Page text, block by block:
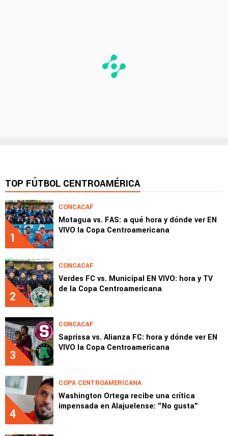
TOP FÚTBOL CENTROAMÉRICA
1
CONCACAF
Motagua vs. FAS: a qué hora y dónde ver EN
VIVO la Copa Centroamericana
2
CONCACAF
Verdes FC vs. Municipal EN VIVO: hora y TV
de la Copa Centroamericana
3
CONCACAF
Saprissa vs. Alianza FC: hora y dónde ver EN
VIVO la Copa Centroamericana
4
COPA CENTROAMERICANA
Washington Ortega recibe una crítica
impensada en Alajuelense: "No gusta"